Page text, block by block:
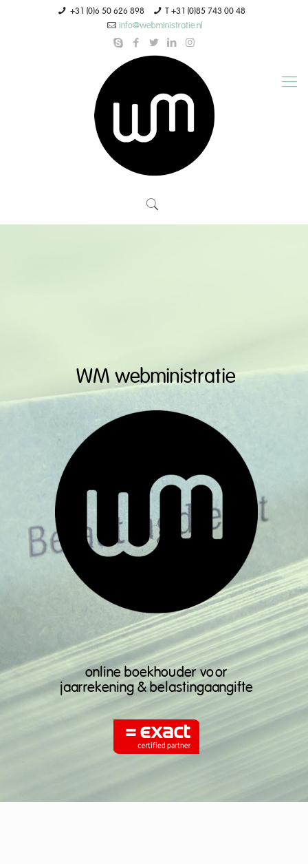
+31 (0)6 50 626 898
T +31 (0)85 743 00 48
info@webministratie.nl
WM webministratie
online boekhouder voor
jaarrekening & belastingaangifte